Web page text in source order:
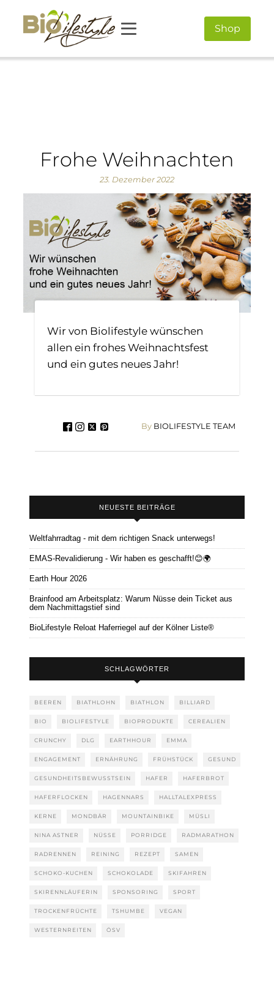
Shop
Frohe Weihnachten
23. Dezember 2022
Wir von Biolifestyle wünschen
allen ein frohes Weihnachtsfest
und ein gutes neues Jahr!
ByBIOLIFESTYLE TEAM
NEUESTE BEITRÄGE
Weltfahrradtag - mit dem richtigen Snack unterwegs!
EMAS-Revalidierung - Wir haben es geschafft!😊🌍
Earth Hour 2026
Brainfood am Arbeitsplatz: Warum Nüsse dein Ticket aus
dem Nachmittagstief sind
BioLifestyle Reloat Haferriegel auf der Kölner Liste®
SCHLAGWÖRTER
BEEREN BIATHLOHN BIATHLON BILLIARD
BIO BIOLIFESTYLE BIOPRODUKTE CEREALIEN
CRUNCHY DLG EARTHHOUR EMMA
ENGAGEMENT ERNÄHRUNG FRÜHSTÜCK GESUND
GESUNDHEITSBEWUSSTSEIN HAFER HAFERBROT
HAFERFLOCKEN HAGENNARS HALLTALEXPRESS
KERNE MONDBÄR MOUNTAINBIKE MÜSLI
NINA ASTNER NÜSSE PORRIDGE RADMARATHON
RADRENNEN REINING REZEPT SAMEN
SCHOKO-KUCHEN SCHOKOLADE SKIFAHREN
SKIRENNLÄUFERIN SPONSORING SPORT
TROCKENFRÜCHTE TSHUMBE VEGAN
WESTERNREITEN ÖSV